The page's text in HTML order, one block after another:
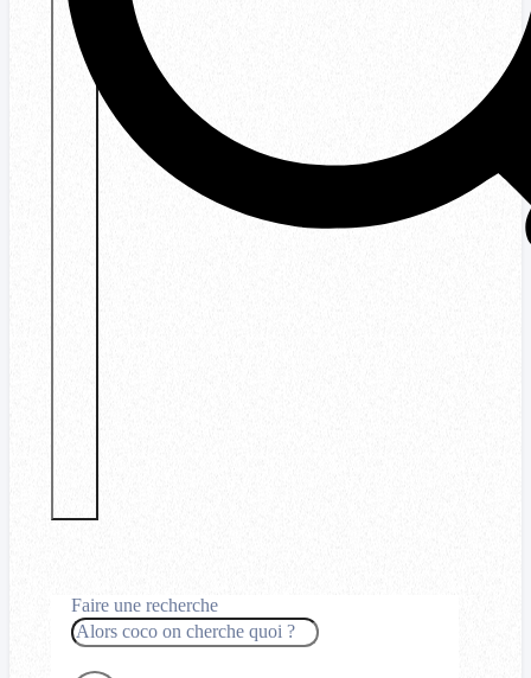
Faire une recherche
Rechercher